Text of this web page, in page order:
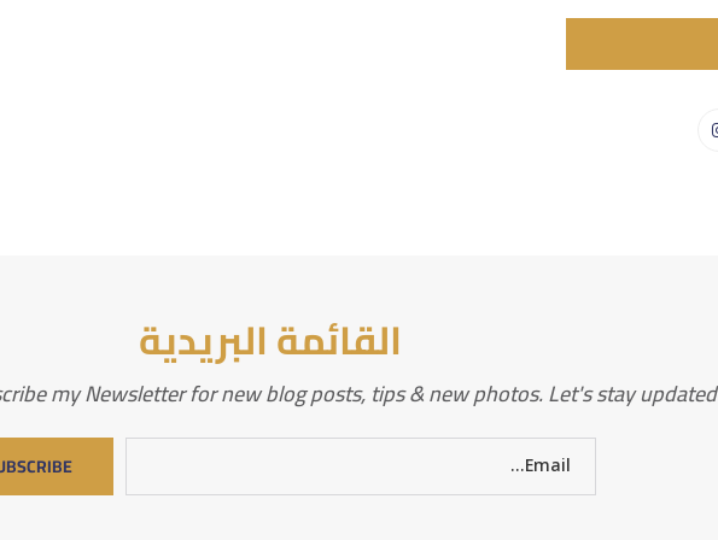
القائمة البريدية
my Newsletter for new blog posts, tips & new photos. Let's stay updated!